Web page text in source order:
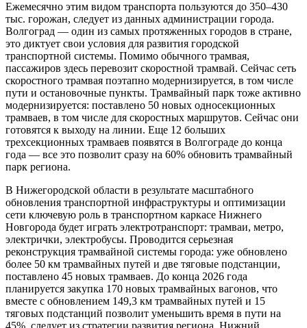
Ежемесячно этим видом транспорта пользуются до 350–430
тыс. горожан, следует из данных администрации города.
Волгоград — один из самых протяженных городов в стране,
это диктует свои условия для развития городской
транспортной системы. Помимо обычного трамвая,
пассажиров здесь перевозит скоростной трамвай. Сейчас сеть
скоростного трамвая поэтапно модернизируется, в том числе
пути и остановочные пункты. Трамвайный парк тоже активно
модернизируется: поставлено 50 новых односекционных
трамваев, в том числе для скоростных маршрутов. Сейчас они
готовятся к выходу на линии. Еще 12 больших
трехсекционных трамваев появятся в Волгограде до конца
года — все это позволит сразу на 60% обновить трамвайный
парк региона.
В Нижегородской области в результате масштабного
обновления транспортной инфраструктуры и оптимизации
сети ключевую роль в транспортном каркасе Нижнего
Новгорода будет играть электротранспорт: трамваи, метро,
электрички, электробусы. Проводится серьезная
реконструкция трамвайной системы города: уже обновлено
более 50 км трамвайных путей и две тяговые подстанции,
поставлено 45 новых трамваев. До конца 2026 года
планируется закупка 170 новых трамвайных вагонов, что
вместе с обновлением 149,3 км трамвайных путей и 15
тяговых подстанций позволит уменьшить время в пути на